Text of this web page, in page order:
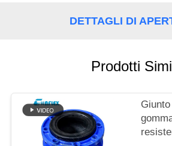
MAPPA
DETTAGLI DI
Prodotti